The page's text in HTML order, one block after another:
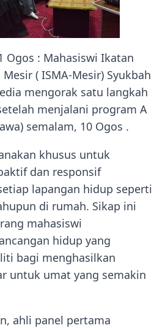
Ogos : Mahasiswi Ikatan
( ISMA-Mesir) Syukbah
mengorak satu langkah
menjalani program A
semalam, 10 Ogos .
khusus untuk
dan responsif
lapangan hidup seperti
di rumah. Sikap ini
mahasiswi
hidup yang
bagi menghasilkan
untuk umat yang semakin
ahli panel pertama